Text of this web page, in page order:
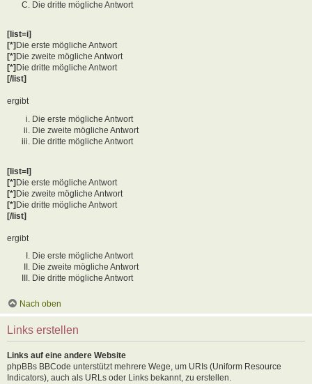
Die dritte mögliche Antwort
[list=i]
[*] Die erste mögliche Antwort
[*] Die zweite mögliche Antwort
[*] Die dritte mögliche Antwort
[/list]
ergibt
Die erste mögliche Antwort
Die zweite mögliche Antwort
Die dritte mögliche Antwort
[list=I]
[*]Die erste mögliche Antwort
[*]Die zweite mögliche Antwort
[*]Die dritte mögliche Antwort
[/list]
ergibt
Die erste mögliche Antwort
Die zweite mögliche Antwort
Die dritte mögliche Antwort
Nach oben
Links erstellen
Links auf eine andere Website
phpBBs BBCode unterstützt mehrere Wege, um URIs (Uniform Resource
Indicators), auch als URLs oder Links bekannt, zu erstellen.